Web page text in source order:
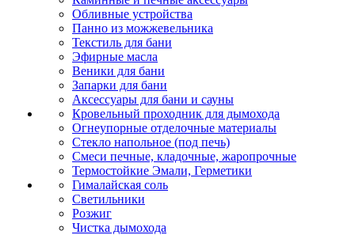
Обливные устройства
Панно из можжевельника
Текстиль для бани
Эфирные масла
Веники для бани
Запарки для бани
Аксессуары для бани и сауны
Кровельный проходник для дымохода
Огнеупорные отделочные материалы
Стекло напольное (под печь)
Смеси печные, кладочные, жаропрочные
Термостойкие Эмали, Герметики
Гималайская соль
Светильники
Розжиг
Чистка дымохода